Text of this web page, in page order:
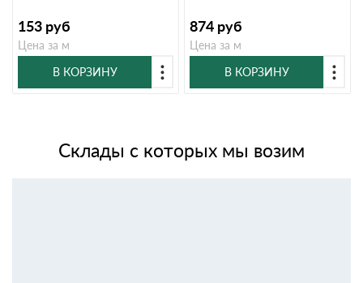
153 руб
Цена за м
В КОРЗИНУ
874 руб
Цена за м
В КОРЗИНУ
Склады с которых мы возим